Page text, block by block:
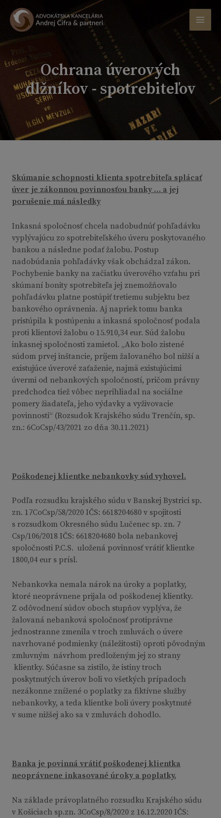
Ochrana úverových
dlžníkov - spotrebiteľov
Skúmanie schopnosti klienta spotrebiteľa splácať
úver je zákonnou povinnosťou banky … a jej
porušenie má následky
Inkasná spoločnosť chcela nadobudnúť pohľadávku
vyplývajúcu zo spotrebiteľského úveru poskytovaného
bankou a následne podať žalobu. Postup
nadobúdania pohľadávky však obchádzal zákon.
Pochybenie banky na začiatku úverového vzťahu pri
skúmaní bonity spotrebiteľa jej znemožňovalo
pohľadávku platne postúpiť tretiemu subjektu bez
bankového oprávnenia. Aj napriek tomu banka
pristúpila k postúpeniu a inkasná spoločnosť podala
proti klientovi žalobu o 15.910,34 eur. Súd žalobu
inkasnej spoločnosti zamietol. „Ako bolo zistené
súdom prvej inštancie, príjem žalovaného bol nižší a
existujúce úverové zaťaženie, najmä existujúcimi
úvermi od nebankových spoločností, pričom právny
predchodca tiež vôbec neprihliadal na sociálne
pomery žiadateľa, jeho výdavky a vyživovacie
povinnosti“ (Rozsudok Krajského súdu Trenčín, sp.
zn.: 6CoCsp/43/2021 zo dňa 30.11.2021)
Poškodenej klientke nebankovky súd vyhovel.
Podľa rozsudku krajského súdu v Banskej Bystrici sp.
zn. 17CoCsp/58/2020 IČS: 6618204680 v spojitosti
s rozsudkom Okresného súdu Lučenec sp. zn. 7
Csp/106/2018 IČS: 6618204680 bola nebankovej
spoločnosti P.C.S. uložená povinnosť vrátiť klientke
1800,04 eur s prísl.
Nebankovka nemala nárok na úroky a poplatky,
ktoré neoprávnene prijala od poškodenej klientky.
Z odôvodnení súdov oboch stupňov vyplýva, že
žalovaná nebanková spoločnosť protiprávne
jednostranne zmenila v troch zmluvách o úvere
navrhované podmienky (náležitosti) oproti pôvodným
zmluvným návrhom predloženým jej zo strany
klientky. Súčasne sa zistilo, že istiny troch
poskytnutých úverov boli vo všetkých prípadoch
nezákonne znížené o poplatky za fiktívne služby
nebankovky, a teda klientke boli úvery poskytnuté
v sume nižšej ako sa v zmluvách dohodlo.
Banka je povinná vrátiť poškodenej klientka
neoprávnene inkasované úroky a poplatky.
Na základe právoplatného rozsudku Krajského súdu
v Košiciach sp.zn. 3CoCsp/8/2020 z 16.12.2020 IČS: